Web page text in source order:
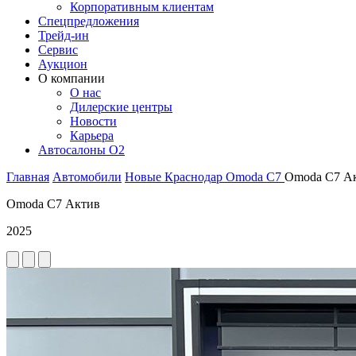
Корпоративным клиентам
Спецпредложения
Трейд-ин
Сервис
Аукцион
О компании
О нас
Дилерские центры
Новости
Карьера
Автосалоны O2
Главная Автомобили Новые Краснодар Omoda C7 Omoda C7
Omoda C7 Актив
2025